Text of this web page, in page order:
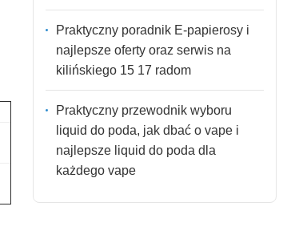
Praktyczny poradnik E-papierosy i
najlepsze oferty oraz serwis na
kilińskiego 15 17 radom
Praktyczny przewodnik wyboru
liquid do poda, jak dbać o vape i
najlepsze liquid do poda dla
każdego vape